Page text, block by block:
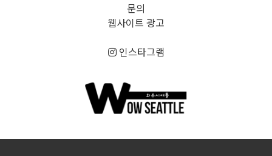
문의
웹사이트 광고
인스타그램